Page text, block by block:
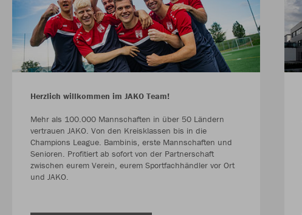
Herzlich willkommen im JAKO Team!
Mehr als 100.000 Mannschaften in über 50 Ländern
vertrauen JAKO. Von den Kreisklassen bis in die
Champions League. Bambinis, erste Mannschaften und
Senioren. Profitiert ab sofort von der Partnerschaft
zwischen eurem Verein, eurem Sportfachhändler vor Ort
und JAKO.